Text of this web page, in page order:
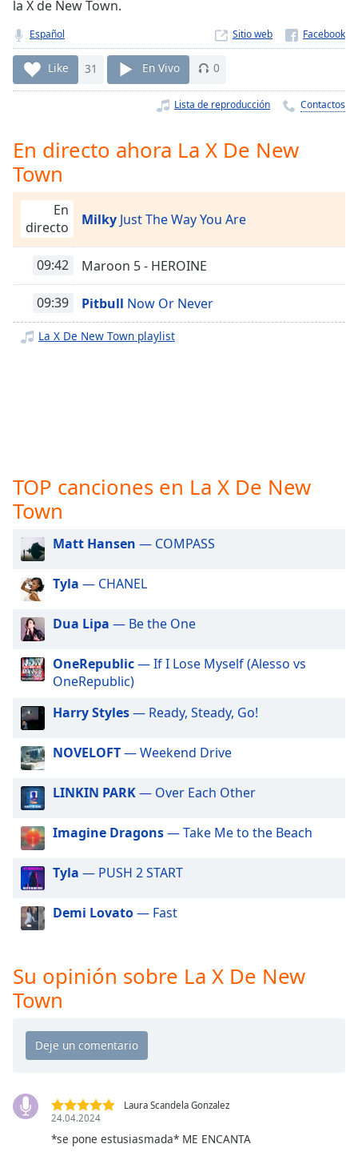
TypeLIVE
live,
currently
behind
LIVE
Remaining
Playback
Rate
Chapters
Chapters
Descriptions
off,
settings
dialog
subtitles
off
selected
Audio
Track
Picture-
in-
Fullscreen
This
window.
Beginning
dialog
window.
Escape
and
close
window.
Text
Text
Background
la X de New Town.
Español Sitio web
Like 31 En Vivo 0
Lista de reproducción Contactos
En directo ahora La X De New
Town
En
directo
Milky Just The Way You Are
09:42 Maroon 5 - HEROINE
09:39 Pitbull Now Or Never
La X De New Town playlist
TOP canciones en La X De New
Town
Matt Hansen — COMPASS
Tyla — CHANEL
Dua Lipa — Be the One
OneRepublic— If I Lose Myself (Alesso vs
OneRepublic)
Harry Styles— Ready, Steady, Go!
NOVELOFT— Weekend Drive
LINKIN PARK— Over Each Other
Imagine Dragons— Take Me to the Beach
Tyla — PUSH 2 START
Demi Lovato— Fast
Su opinión sobre La X De New
Town
Laura Scandela Gonzalez
24.04.2024
*se pone estusiasmada* ME ENCANTA